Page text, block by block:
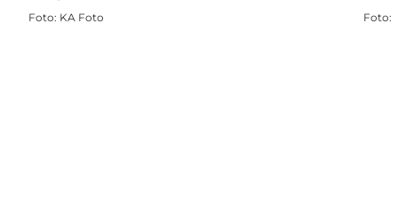
Foto: KA Foto Foto: